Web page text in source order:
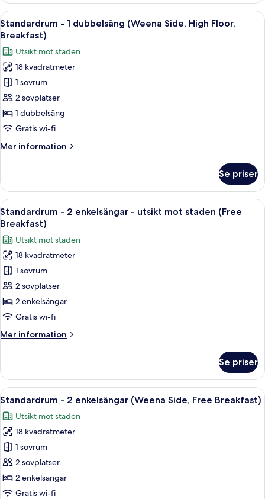
Floor,
Free
Breakfast)
dubbelsäng
-
mot
staden
(High
Floor,
Free
Öppna
alla
foton
för
Standardrum
-
1
dubbelsäng
(Weena
High
Ett hotellrum med en stor säng, ett
8
Standardrum - 1 dubbelsäng (Weena Side, High Floor,
Breakfast)
Utsikt mot staden
18 kvadratmeter
1 sovrum
2 sovplatser
1 dubbelsäng
Gratis wi-fi
Mer information
Mer
-
dubbelsäng
(Weena
High
Floor,
Breakfast)
Se priser
Öppna
alla
foton
för
Standardrum
-
2
enkelsängar
-
mot
Breakfast)
Ett hotellrum med två sängar, ett
8
Standardrum - 2 enkelsängar - utsikt mot staden (Free
Breakfast)
Utsikt mot staden
18 kvadratmeter
1 sovrum
2 sovplatser
2 enkelsängar
Gratis wi-fi
Mer information
Mer
-
enkelsängar
utsikt
mot
staden
(Free
Breakfast)
Se priser
Öppna
alla
foton
för
Standardrum
-
2
enkelsängar
Ett hotellrum med två sängar, ett
10
Standardrum - 2 enkelsängar (Weena Side, Free Breakfast)
Utsikt mot staden
18 kvadratmeter
1 sovrum
2 sovplatser
2 enkelsängar
Gratis wi-fi